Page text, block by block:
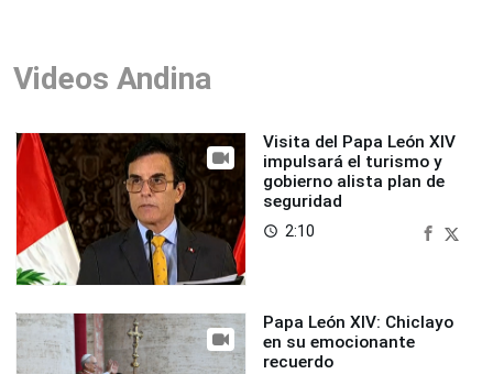
Videos Andina
Visita del Papa León XIV
impulsará el turismo y
gobierno alista plan de
seguridad
access_time 2:10
Papa León XIV: Chiclayo
en su emocionante
recuerdo